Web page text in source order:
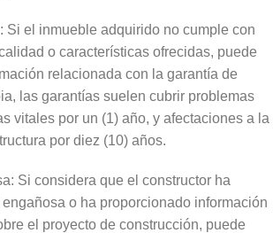
Si el inmueble adquirido no cumple con
o características ofrecidas, puede
relacionada con la garantía de
las garantías suelen cubrir problemas
vitales por un (1) año, y afectaciones a la
por diez (10) años.
Si considera que el constructor ha
o ha proporcionado información
el proyecto de construcción, puede